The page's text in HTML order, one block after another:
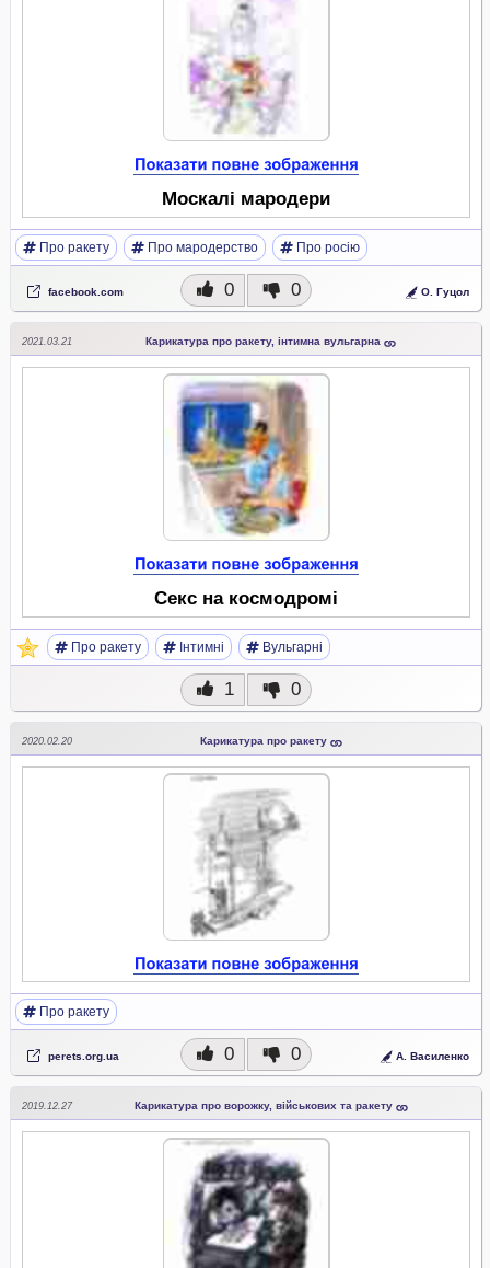
Москалі мародери
Про ракету Про мародерство Про росію
facebook.com 0 0 О. Гуцол
2021.03.21 Карикатура про ракету, інтимна вульгарна
Секс на космодромі
Про ракету Інтимні Вульгарні
1 0
2020.02.20 Карикатура про ракету
Про ракету
perets.org.ua 0 0 А. Василенко
2019.12.27 Карикатура про ворожку, військових та ракету